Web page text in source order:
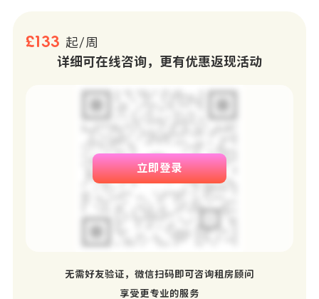
£133 起/周
详细可在线咨询，更有优惠返现活动
立即登录
无需好友验证，微信扫码即可咨询租房顾问
享受更专业的服务